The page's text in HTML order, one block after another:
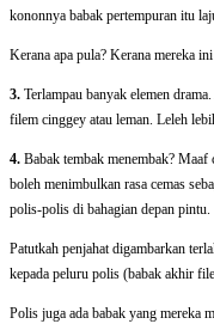
kononnya babak pertempuran itu
Kerana apa pula? Kerana mereka ini
3. Terlampau banyak elemen
filem cinggey atau leman. Leleh
4. Babak tembak menembak? Maaf
boleh menimbulkan rasa cemas
polis-polis di bahagian depan pintu.
Patutkah penjahat digambarkan
kepada peluru polis (babak akhir
Polis juga ada babak yang mereka